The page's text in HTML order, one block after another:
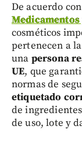
De acuerdo
Medicamentos
cosméticos
pertenecen a
una persona
UE, que
normas de
etiquetado
de
de uso, lote y